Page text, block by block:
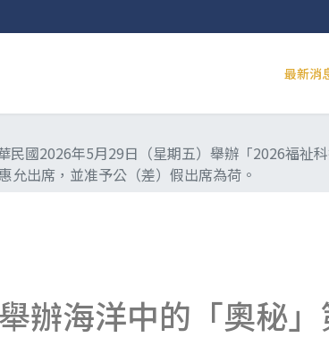
最新消
民國2026年5月29日（星期五）舉辦「2026福祉
允出席，並准予公（差）假出席為荷。
辦海洋中的「奧秘